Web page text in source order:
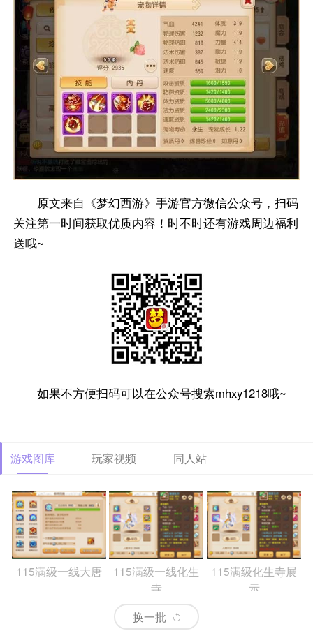
原文来自《梦幻西游》手游官方微信公众号，扫码
关注第一时间获取优质内容！时不时还有游戏周边福利
送哦~
如果不方便扫码可以在公众号搜索mhxy1218哦~
游戏图库 玩家视频 同人站
115满级一线大唐
115满级一线化生
寺
115满级化生寺展
示
换一批